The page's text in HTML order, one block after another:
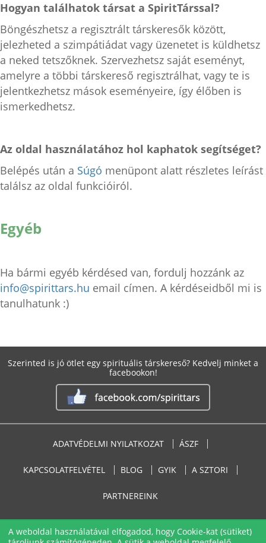
A weboldal használatával elfogadod, hogy Cookie-kat (sütiket)
Hogyan találhatok társat a SpiritTárssal?
Böngészhetsz a regisztrált társkeresők között,
jelezheted a szimpátiádat vagy üzenetet is küldhetsz
a neked tetszőknek. Szervezhetsz saját eseményt,
amelyre a többi társkereső regisztrálhat, vagy te is
jelentkezhetsz mások eseményeire, így élőben is
ismerkedhetsz.
Az oldal használatához hol kaphatok segítséget?
Belépés után a Súgó menüpont alatt részletes leírást
találsz az oldal funkcióiról.
Egyéb
Ha bármi egyéb kérdésed van, fordulj hozzánk az
info@spirittars.hu email címen. A kérdéseidből mi is
tanulhatunk :)
Szerinted is jó ötlet egy spirituális társkereső? Kedvelj minket a
facebookon!
ADATVÉDELMI NYILATKOZAT ÁSZF
KAPCSOLATFELVÉTEL BLOG GYIK A SZTORI
PARTNEREINK
Copyright © 2016 - 2026